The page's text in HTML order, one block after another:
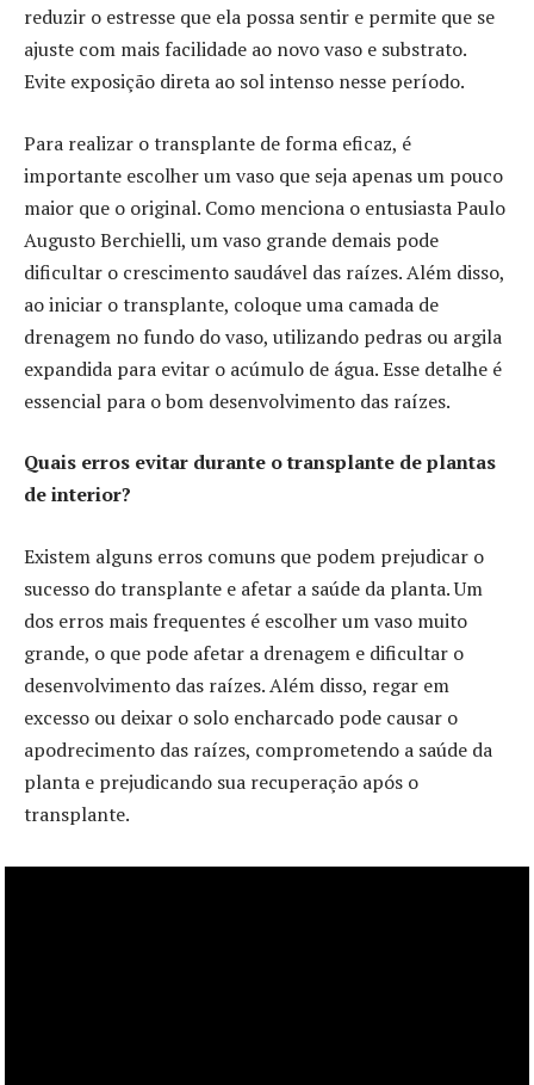
reduzir o estresse que ela possa sentir e permite que se
ajuste com mais facilidade ao novo vaso e substrato.
Evite exposição direta ao sol intenso nesse período.
Para realizar o transplante de forma eficaz, é
importante escolher um vaso que seja apenas um pouco
maior que o original. Como menciona o entusiasta Paulo
Augusto Berchielli, um vaso grande demais pode
dificultar o crescimento saudável das raízes. Além disso,
ao iniciar o transplante, coloque uma camada de
drenagem no fundo do vaso, utilizando pedras ou argila
expandida para evitar o acúmulo de água. Esse detalhe é
essencial para o bom desenvolvimento das raízes.
Quais erros evitar durante o transplante de plantas
de interior?
Existem alguns erros comuns que podem prejudicar o
sucesso do transplante e afetar a saúde da planta. Um
dos erros mais frequentes é escolher um vaso muito
grande, o que pode afetar a drenagem e dificultar o
desenvolvimento das raízes. Além disso, regar em
excesso ou deixar o solo encharcado pode causar o
apodrecimento das raízes, comprometendo a saúde da
planta e prejudicando sua recuperação após o
transplante.